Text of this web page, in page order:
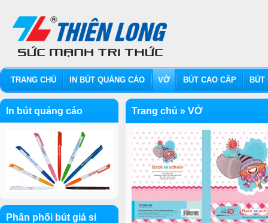
Trang chủ » VỞ
In bút quảng cáo
Phân phối bút giá sỉ
TRANG CHỦ IN BÚT QUẢNG CÁO VỞ BÚT CAO CẤP BÚT